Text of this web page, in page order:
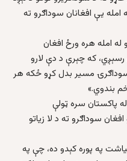
امله یې افغانان سوداګرو ته
له امله هره ورځ افغان
رسېږي، که چېرې د دې لارو
مسیر بدل کړو ځکه هر
بندوي.»
پاکستان سره ټولې
سوداګرو ته د لا زیاتو
په پوره کېدو ده، چې په